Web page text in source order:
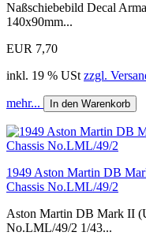
Naßschiebebild Decal
140x90mm...
EUR 7,70
inkl. 19 % USt zzgl.
mehr... In den Warenkorb
1949 Aston Martin DB
Chassis No.LML/49/2
Aston Martin DB Mark II
No.LML/49/2 1/43...